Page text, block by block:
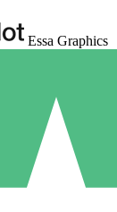
Essa Graphics